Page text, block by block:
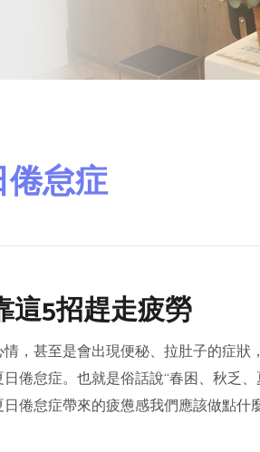
怠症
這5招趕走疲勞
，甚至是會出現便秘、拉肚子的症狀
倦怠症。也就是俗話說“春困、秋乏、
倦怠症帶來的疲憊感我們應該做點什